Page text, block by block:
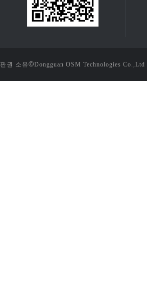
판권 소유©Dongguan OSM Technologies